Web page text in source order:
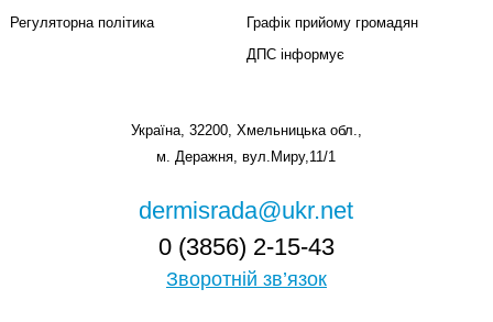
Регуляторна політика
Графік прийому громадян
ДПС інформує
Україна, 32200, Хмельницька обл.,
м. Деражня, вул.Миру,11/1
dermisrada@ukr.net
0 (3856) 2-15-43
Зворотній зв’язок